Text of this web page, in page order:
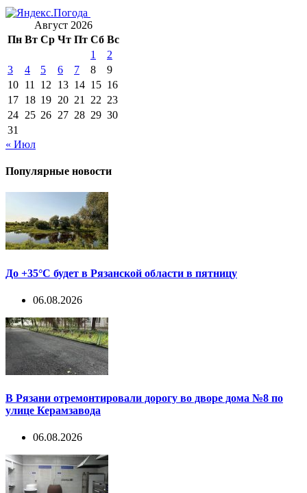
Август 2026
Пн Вт Ср Чт Пт Сб Вс
1
2
3
4 5 6 7 8
9
10 11 12 13 14 15 16
17 18 19 20 21 22 23
24 25 26 27 28 29 30
31
« Июл
Популярные новости
До +35°С будет в Рязанской области в пятницу
06.08.2026
В Рязани отремонтировали дорогу во дворе дома №8 по
улице Керамзавода
06.08.2026